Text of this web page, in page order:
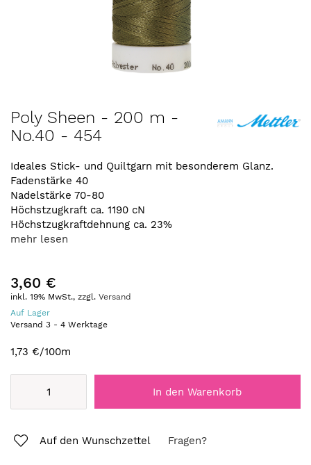
Zum
Anfang
der
springen
Poly Sheen - 200 m -
No.40 - 454
Ideales Stick- und Quiltgarn mit besonderem Glanz.
Fadenstärke 40
Nadelstärke 70-80
Höchstzugkraft ca. 1190 cN
Höchstzugkraftdehnung ca. 23%
mehr lesen
3,60 €
inkl. 19% MwSt., zzgl. Versand
Auf Lager
Versand 3 - 4 Werktage
1,73 €/100m
In den Warenkorb
Auf den Wunschzettel Fragen?